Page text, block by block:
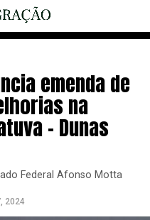
emenda de
na
– Dunas
Federal Afonso Motta
2024